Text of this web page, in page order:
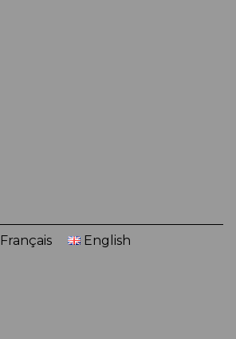
Français English